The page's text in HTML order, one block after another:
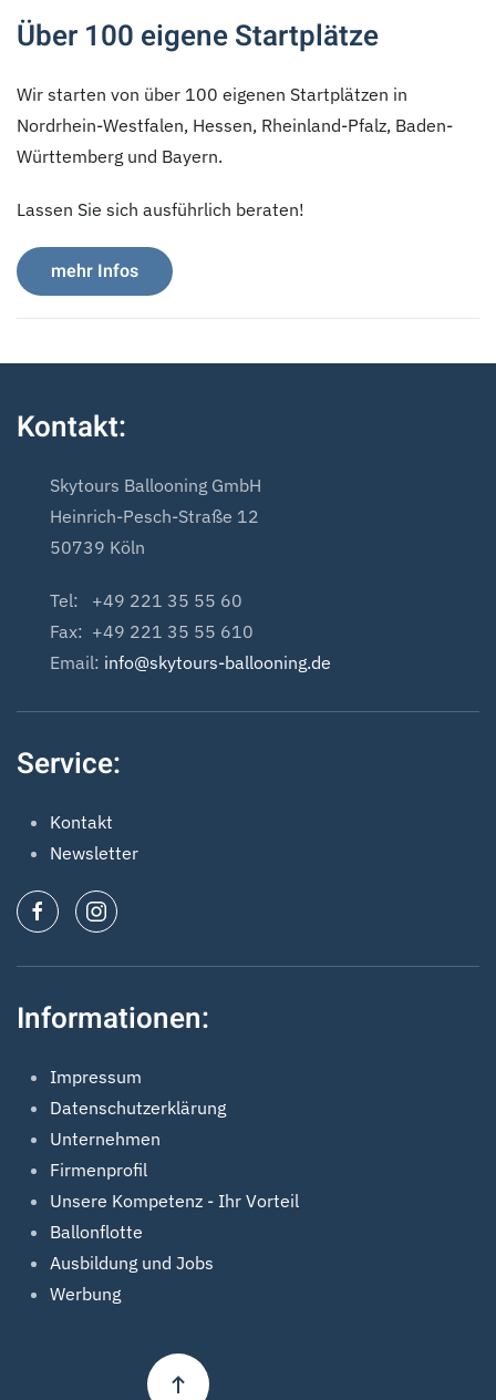
Über 100 eigene Startplätze
Wir starten von über 100 eigenen Startplätzen in
Nordrhein-Westfalen, Hessen, Rheinland-Pfalz, Baden-
Württemberg und Bayern.
Lassen Sie sich ausführlich beraten!
mehr Infos
Kontakt:
Skytours Ballooning GmbH
Heinrich-Pesch-Straße 12
50739 Köln
Tel: +49 221 35 55 60
Fax: +49 221 35 55 610
Email: info@skytours-ballooning.de
Service:
Kontakt
Newsletter
Informationen:
Impressum
Datenschutzerklärung
Unternehmen
Firmenprofil
Unsere Kompetenz - Ihr Vorteil
Ballonflotte
Ausbildung und Jobs
Werbung